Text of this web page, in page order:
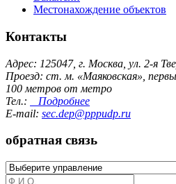
Местонахождение объектов
Контакты
Адрес: 125047, г. Москва, ул. 2-я
Проезд: ст. м. «Маяковская»,
100 метров от метро
Тел.:
Подробнее
E-mail: sec.dep@pppudp.ru
обратная связь